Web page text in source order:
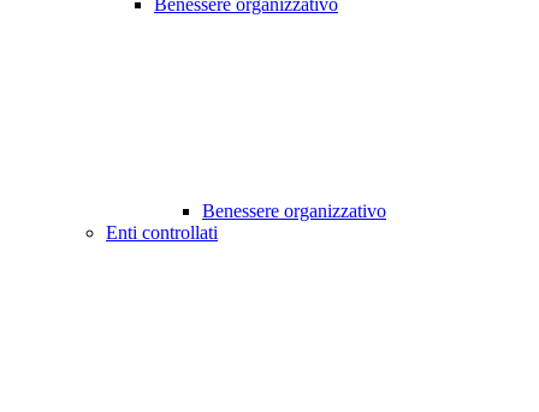
Benessere organizzativo
Benessere organizzativo
Enti controllati